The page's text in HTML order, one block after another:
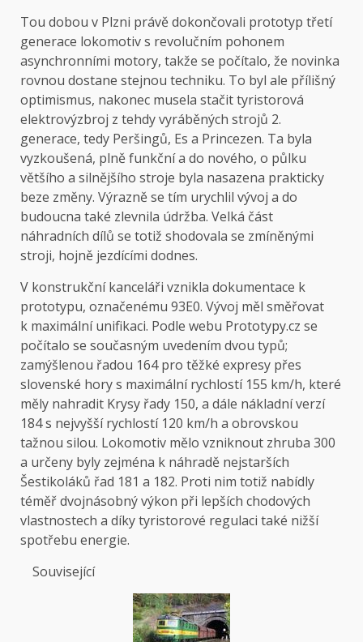
Tou dobou v Plzni právě dokončovali prototyp třetí
generace lokomotiv s revolučním pohonem
asynchronními motory, takže se počítalo, že novinka
rovnou dostane stejnou techniku. To byl ale přílišný
optimismus, nakonec musela stačit tyristorová
elektrovýzbroj z tehdy vyráběných strojů 2.
generace, tedy Peršingů, Es a Princezen. Ta byla
vyzkoušená, plně funkční a do nového, o půlku
většího a silnějšího stroje byla nasazena prakticky
beze změny. Výrazně se tím urychlil vývoj a do
budoucna také zlevnila údržba. Velká část
náhradních dílů se totiž shodovala se zmíněnými
stroji, hojně jezdícími dodnes.
V konstrukční kanceláři vznikla dokumentace k
prototypu, označenému 93E0. Vývoj měl směřovat
k maximální unifikaci. Podle webu Prototypy.cz se
počítalo se současným uvedením dvou typů;
zamýšlenou řadou 164 pro těžké expresy přes
slovenské hory s maximální rychlostí 155 km/h, které
měly nahradit Krysy řady 150, a dále nákladní verzí
184 s nejvyšší rychlostí 120 km/h a obrovskou
tažnou silou. Lokomotiv mělo vzniknout zhruba 300
a určeny byly zejména k náhradě nejstarších
Šestikoláků řad 181 a 182. Proti nim totiž nabídly
téměř dvojnásobný výkon při lepších chodových
vlastnostech a díky tyristorové regulaci také nižší
spotřebu energie.
Související